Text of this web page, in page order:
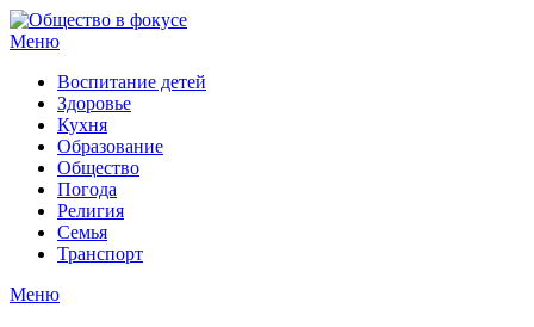
Перейти
к
Меню
Воспитание детей
Здоровье
Кухня
Образование
Общество
Погода
Религия
Семья
Транспорт
Меню